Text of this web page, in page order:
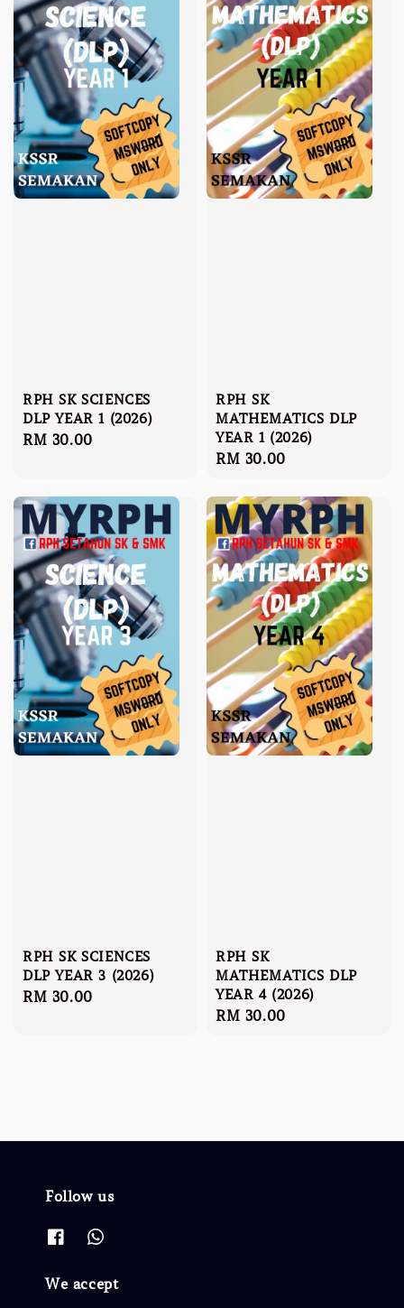
RPH SK SCIENCES
DLP YEAR 1 (2026)
Regular
RM 30.00
RPH SK
MATHEMATICS DLP
YEAR 1 (2026)
Regular
RM 30.00
RPH SK SCIENCES
DLP YEAR 3 (2026)
Regular
RM 30.00
RPH SK
MATHEMATICS DLP
YEAR 4 (2026)
Regular
RM 30.00
Follow us
We accept